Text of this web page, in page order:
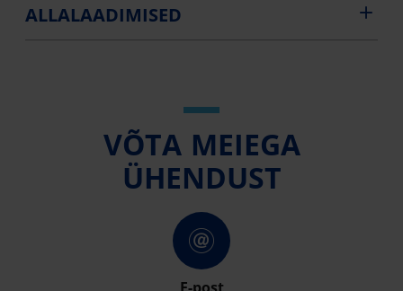
ALLALAADIMISED
VÕTA MEIEGA
ÜHENDUST